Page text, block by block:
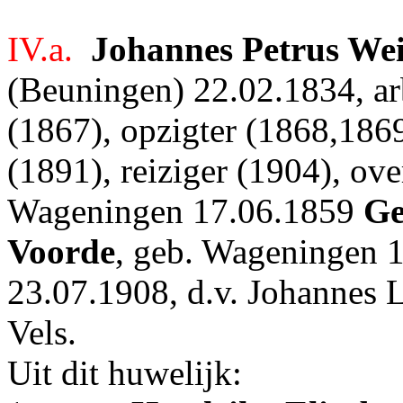
IV.a. Johannes Petrus
(Beuningen) 22.02.1834,
(1867), opzigter
(1891), reiziger (1904),
Wageningen 17.06.1859
Voorde, geb. Wageningen
23.07.1908, d.v. Johannes
Vels.
Uit dit huwelijk: